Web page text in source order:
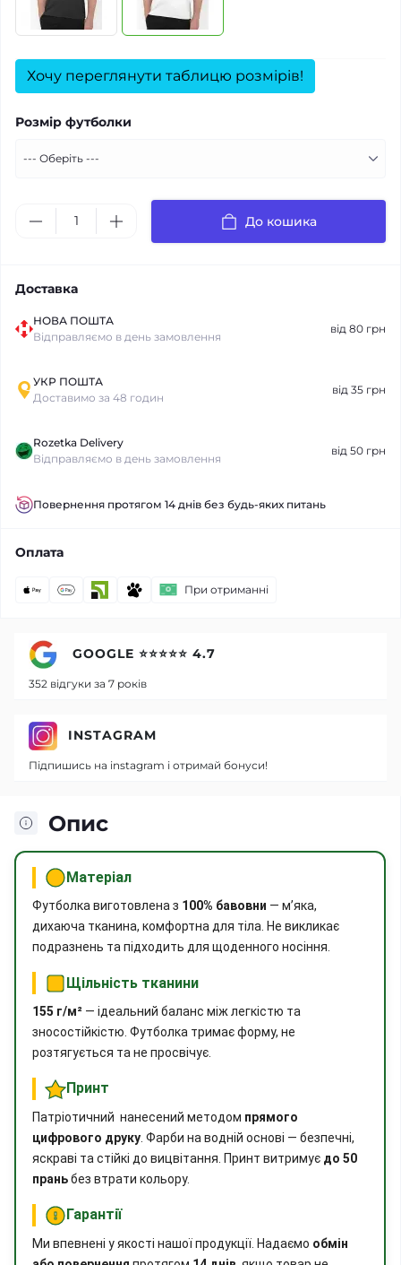
Хочу переглянути таблицю розмірів!
Розмір футболки
До кошика
Доставка
НОВА ПОШТА
Відправляємо в день замовлення
від 80 грн
УКР ПОШТА
Доставимо за 48 годин
від 35 грн
Rozetka Delivery
Відправляємо в день замовлення
від 50 грн
Повернення протягом 14 днів без будь-яких питань
Оплата
При отриманні
Опис
Матеріал
Футболка виготовлена з 100% бавовни — м’яка,
дихаюча тканина, комфортна для тіла. Не викликає
подразнень та підходить для щоденного носіння.
Щільність тканини
155 г/м² — ідеальний баланс між легкістю та
зносостійкістю. Футболка тримає форму, не
розтягується та не просвічує.
Принт
Патріотичний нанесений методом прямого
цифрового друку . Фарби на водній основі — безпечні,
яскраві та стійкі до вицвітання. Принт витримує до 50
праньбез втрати кольору.
Гарантії
Ми впевнені у якості нашої продукції. Надаємо обмін
GOOGLE ⭐⭐⭐⭐⭐ 4.7
352 відгуки за 7 років
INSTAGRAM
Підпишись на instagram і отримай бонуси!